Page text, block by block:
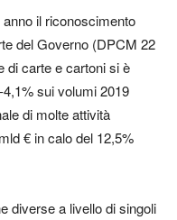
il riconoscimento
del Governo (DPCM 22
di carte e cartoni si è
sui volumi 2019
di molte attività
€ in calo del 12,5%
diverse a livello di singoli